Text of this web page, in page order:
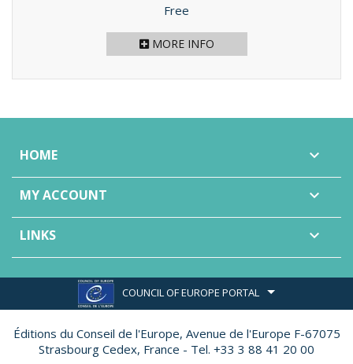
Price
Free
MORE INFO
HOME 
MY ACCOUNT 
LINKS 
COUNCIL OF EUROPE PORTAL
Éditions du Conseil de l'Europe, Avenue de l'Europe F-67075
Strasbourg Cedex, France - Tel. +33 3 88 41 20 00